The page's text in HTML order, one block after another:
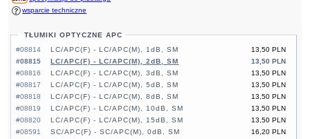
wsparcie techniczne
TŁUMIKI OPTYCZNE APC
#08814
13,50 PLN
LC/APC(F) - LC/APC(M), 1dB, SM
#08815
13,50 PLN
LC/APC(F) - LC/APC(M), 2dB, SM
#08816
13,50 PLN
LC/APC(F) - LC/APC(M), 3dB, SM
#08817
13,50 PLN
LC/APC(F) - LC/APC(M), 5dB, SM
#08818
13,50 PLN
LC/APC(F) - LC/APC(M), 8dB, SM
#08819
13,50 PLN
LC/APC(F) - LC/APC(M), 10dB, SM
#08820
13,50 PLN
LC/APC(F) - LC/APC(M), 15dB, SM
#08591
16,20 PLN
SC/APC(F) - SC/APC(M), 0dB, SM